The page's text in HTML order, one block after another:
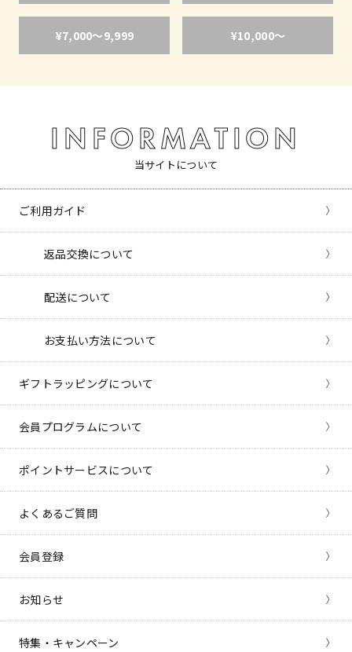
¥7,000〜9,999 ¥10,000〜
INFORMATION
当サイトについて
ご利用ガイド
返品交換について
配送について
お支払い方法について
ギフトラッピングについて
会員プログラムについて
ポイントサービスについて
よくあるご質問
会員登録
お知らせ
特集・キャンペーン